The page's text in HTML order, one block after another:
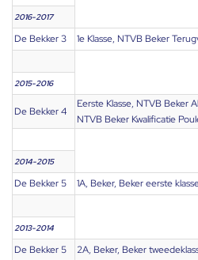
2016-2017
De Bekker 3 1e Klasse, NTVB Beker
2015-2016
De Bekker 4
Eerste Klasse, NTVB Beker
NTVB Beker Kwalificatie
2014-2015
De Bekker 5 1A, Beker, Beker eerste
2013-2014
De Bekker 5 2A, Beker, Beker